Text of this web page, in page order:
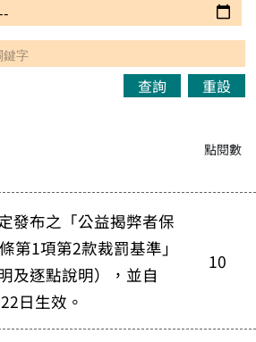
查詢
重設
點閱數
發布之「公益揭弊者保
第1項第2款裁罰基準」
及逐點說明），並自
日生效。
10